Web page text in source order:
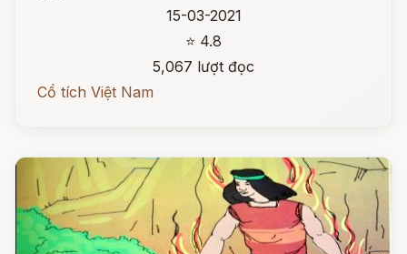
15-03-2021
⭐ 4.8
5,067 lượt đọc
Cổ tích Việt Nam